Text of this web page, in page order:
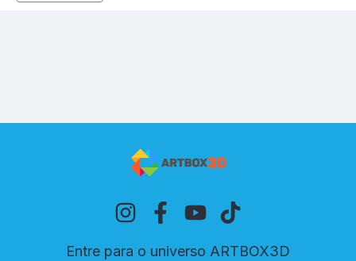
Entre para o universo ARTBOX3D